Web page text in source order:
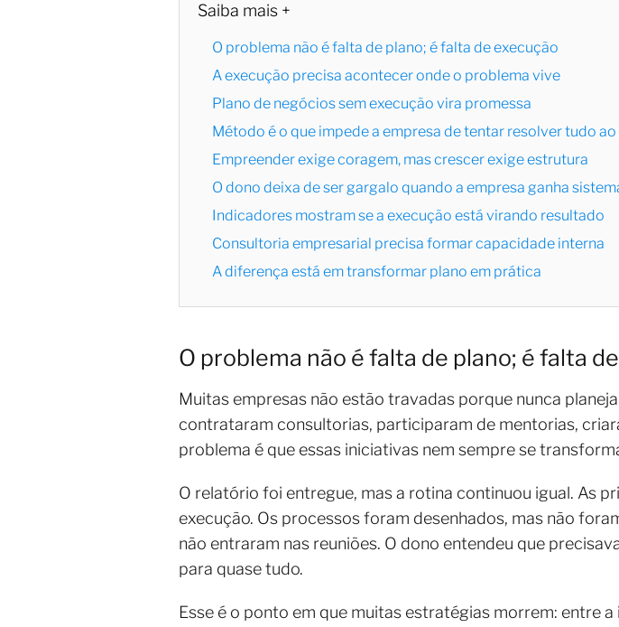
Saiba mais +
O problema não é falta de plano; é falta de execução
A execução precisa acontecer onde o problema vive
Plano de negócios sem execução vira promessa
Método é o que impede a empresa de tentar resolver tudo
Empreender exige coragem, mas crescer exige estrutura
O dono deixa de ser gargalo quando a empresa ganha
Indicadores mostram se a execução está virando resultado
Consultoria empresarial precisa formar capacidade interna
A diferença está em transformar plano em prática
O problema não é falta de plano; é falta
Muitas empresas não estão travadas porque nunca
contrataram consultorias, participaram de mentorias,
problema é que essas iniciativas nem sempre se
O relatório foi entregue, mas a rotina continuou igual. As
execução. Os processos foram desenhados, mas não
não entraram nas reuniões. O dono entendeu que
para quase tudo.
Esse é o ponto em que muitas estratégias morrem: entre